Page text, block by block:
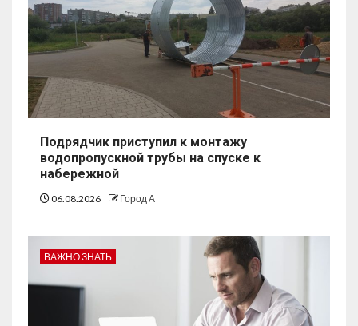
Подрядчик приступил к монтажу
водопропускной трубы на спуске к
набережной
06.08.2026 Город А
ВАЖНО ЗНАТЬ